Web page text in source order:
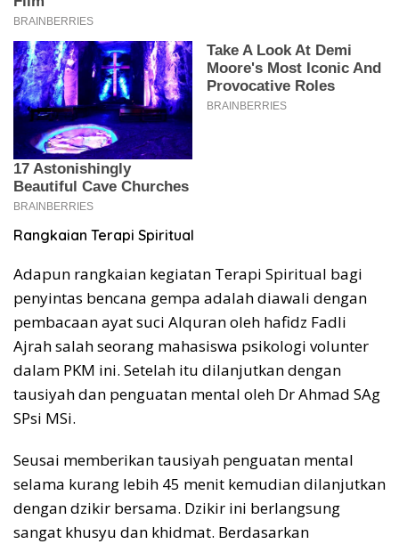
Rangkaian Terapi Spiritual
Adapun rangkaian kegiatan Terapi Spiritual bagi
penyintas bencana gempa adalah diawali dengan
pembacaan ayat suci Alquran oleh hafidz Fadli
Ajrah salah seorang mahasiswa psikologi volunter
dalam PKM ini. Setelah itu dilanjutkan dengan
tausiyah dan penguatan mental oleh Dr Ahmad SAg
SPsi MSi.
Seusai memberikan tausiyah penguatan mental
selama kurang lebih 45 menit kemudian dilanjutkan
dengan dzikir bersama. Dzikir ini berlangsung
sangat khusyu dan khidmat. Berdasarkan